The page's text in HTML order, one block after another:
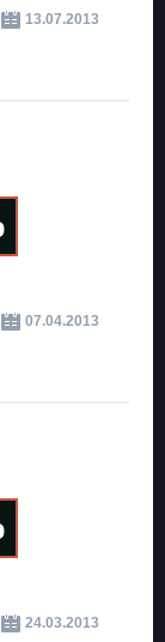
13.07.2013
07.04.2013
24.03.2013